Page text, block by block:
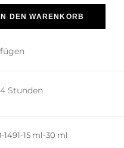
IN DEN WARENKORB
Stunden
1491-15 ml-30 ml